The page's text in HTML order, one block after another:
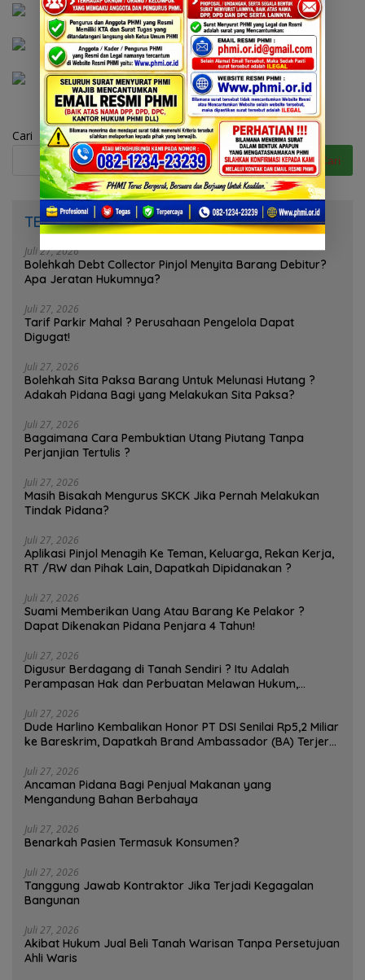
Cari
Cari
TERPOPULER
Juli 27, 2026
Bolehkah Debt Collector Pinjol Menyita Barang Debitur?
Apa Jeratan Hukumnya?
Juli 27, 2026
Tarif Parkir Mahal ? Perusahaan Pengelola Dapat
Digugat!
Juli 27, 2026
Bolehkah Sita Paksa Barang Untuk Melunasi Hutang ?
Adakah Pidana Bagi yang Melakukan Sita Paksa?
Juli 27, 2026
Bagaimana Cara Pembuktian Utang Piutang Tanpa
Perjanjian Tertulis ?
Juli 27, 2026
Masih Bisakah Mengurus SKCK Jika Pernah Melakukan
Tindak Pidana?
Juli 27, 2026
Aplikasi Pinjol Menagih Ke Teman, Keluarga, Rekan Kerja,
RT /RW dan Pihak Lain, Dapatkah Dipidanakan ?
Juli 27, 2026
Suami Memberikan Uang Atau Barang Ke Pelakor ?
Dapat Dikenakan Pidana Penjara 4 Tahun!
Juli 27, 2026
Digusur Berdagang di Tanah Sendiri ? Itu Adalah
Perampasan Hak dan Perbuatan Melawan Hukum,
Juli 27, 2026
Dude Harlino Kembalikan Honor PT DSI Senilai Rp5,2 Miliar
ke Bareskrim, Dapatkah Brand Ambassador (BA) Terjerat
Juli 27, 2026
Ancaman Pidana Bagi Penjual Makanan yang
Mengandung Bahan Berbahaya
Juli 27, 2026
Benarkah Pasien Termasuk Konsumen?
Juli 27, 2026
Tanggung Jawab Kontraktor Jika Terjadi Kegagalan
Bangunan
Juli 27, 2026
Akibat Hukum Jual Beli Tanah Warisan Tanpa Persetujuan
Ahli Waris